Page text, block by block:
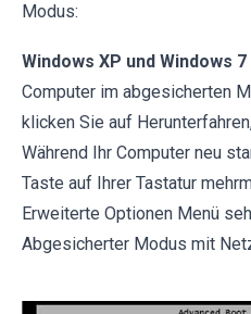
Modus:
Windows XP und Windows
Computer im abgesicherten
klicken Sie auf
Während Ihr Computer neu
Taste auf Ihrer Tastatur
Erweiterte Optionen Menü
Abgesicherter Modus mit